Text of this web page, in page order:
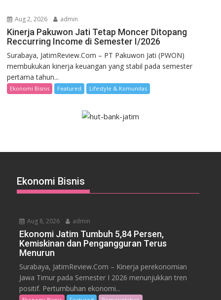
Aug 2, 2026 admin
Kinerja Pakuwon Jati Tetap Moncer Ditopang
Reccurring Income di Semester I/2026
Surabaya, JatimReview.Com – PT Pakuwon Jati (PWON)
membukukan kinerja keuangan yang stabil pada semester
pertama tahun...
Ekonomi Bisnis Featured Lifestyle & Komunitas
Ekonomi Bisnis
Aug 8, 2026 admin
Ekonomi Jatim Tumbuh 5,84 Persen,
Kemiskinan dan Pengangguran Terus
Menurun
Surabaya, JatimReview.Com – Kinerja perekonomian
Jawa Timur pada Semester I 2026 menunjukkan tren
positif. Pertumbuhan ekonomi...